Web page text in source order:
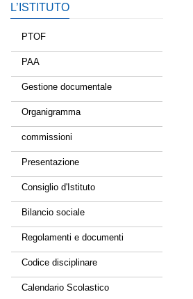
L’ISTITUTO
PTOF
PAA
Gestione documentale
Organigramma
commissioni
Presentazione
Consiglio d'Istituto
Bilancio sociale
Regolamenti e documenti
Codice disciplinare
Calendario Scolastico